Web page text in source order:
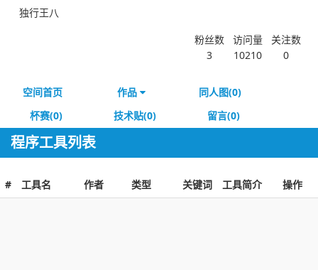
独行王八
粉丝数
3
访问量
10210
关注数
0
空间首页 作品
同人图(0)
杯赛(0)
技术贴(0) 留言(0)
程序工具列表
# 工具名 作者 类型 关键词 工具简介 操作